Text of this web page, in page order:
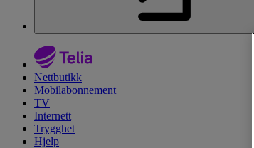
Nettbutikk
Mobilabonnement
TV
Internett
Trygghet
Hjelp